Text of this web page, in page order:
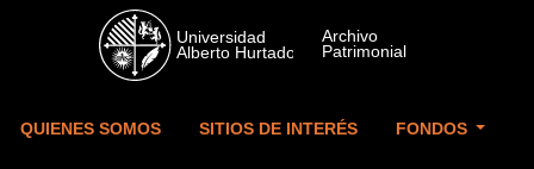
Skip to main content
QUIENES SOMOS SITIOS DE INTERÉS FONDOS